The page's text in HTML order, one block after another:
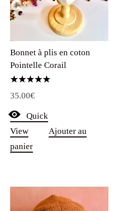
Bonnet à plis en coton
Pointelle Corail
5.00
35.00€
Quick
View
Ajouter au
panier